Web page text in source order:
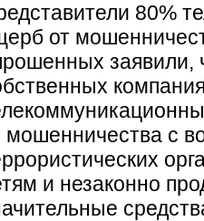
80%
от
заявили,
мошенничества с
и незаконно